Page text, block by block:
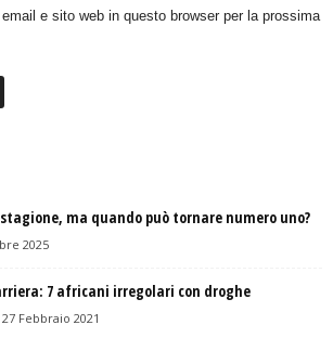
e sito web in questo browser per la prossima
ma quando può tornare numero uno?
2025
7 africani irregolari con droghe
27 Febbraio 2021